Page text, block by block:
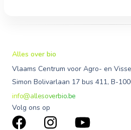
Alles over bio
Vlaams Centrum voor Agro- en
Simon Bolivarlaan 17 bus 411, B-
info@allesoverbio.be
Volg ons op